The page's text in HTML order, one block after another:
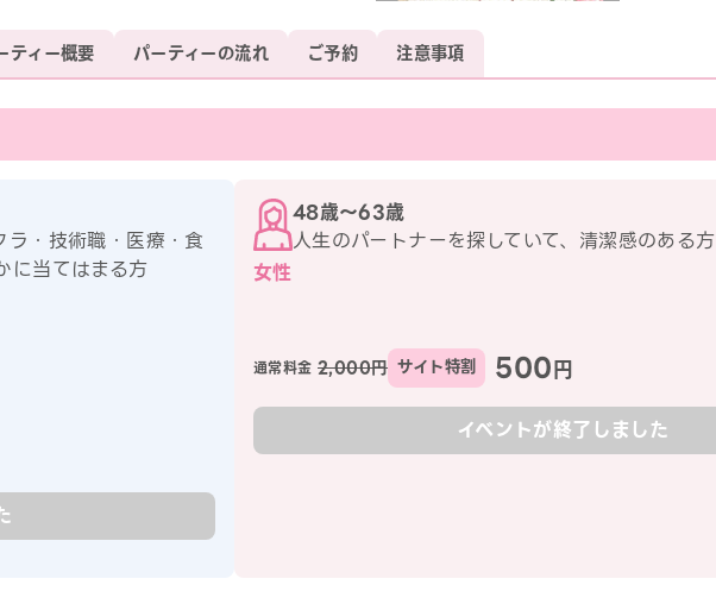
ティー概要 パーティーの流れ ご予約 注意事項
・技術職・医療・食
に当てはまる方
女性
48歳〜63歳
人生のパートナーを探していて、清潔感のある方
通常料金 2,000円 サイト特割 500円
イベントが終了しました